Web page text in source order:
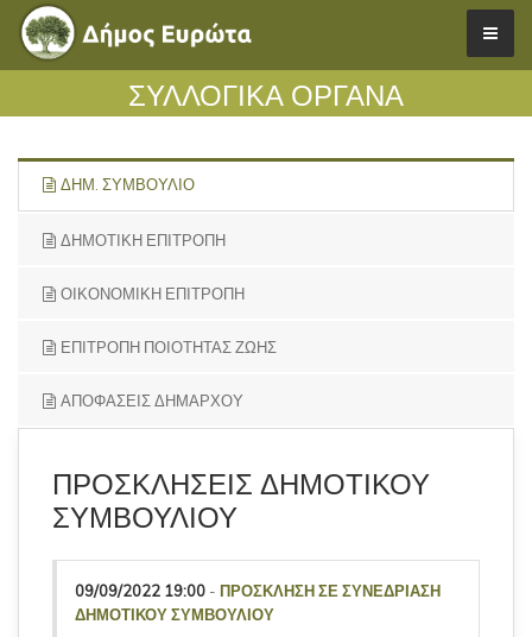
ΣΥΛΛΟΓΙΚΑ ΟΡΓΑΝΑ
ΔΗΜ. ΣΥΜΒΟΥΛΙΟ
ΔΗΜΟΤΙΚΗ ΕΠΙΤΡΟΠΗ
ΟΙΚΟΝΟΜΙΚΗ ΕΠΙΤΡΟΠΗ
ΕΠΙΤΡΟΠΗ ΠΟΙΟΤΗΤΑΣ ΖΩΗΣ
ΑΠΟΦΑΣΕΙΣ ΔΗΜΑΡΧΟΥ
ΠΡΟΣΚΛΗΣΕΙΣ ΔΗΜΟΤΙΚΟΥ
ΣΥΜΒΟΥΛΙΟΥ
09/09/2022 19:00 - ΠΡΟΣΚΛΗΣΗ ΣΕ ΣΥΝΕΔΡΙΑΣΗ
ΔΗΜΟΤΙΚΟΥ ΣΥΜΒΟΥΛΙΟΥ